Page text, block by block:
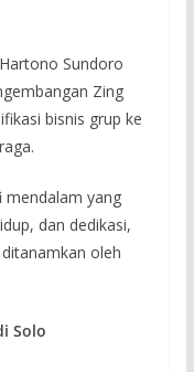
Sundoro
Zing
bisnis grup ke
mendalam yang
dan dedikasi,
oleh
Solo